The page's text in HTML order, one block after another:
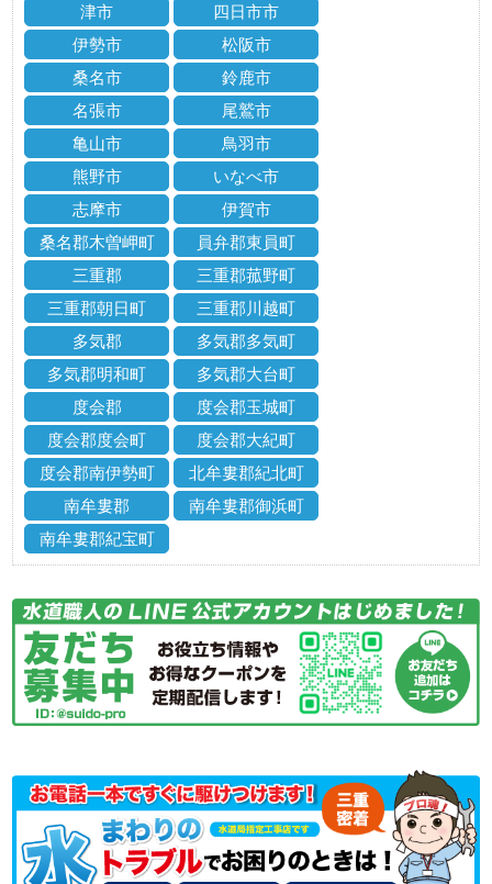
津市
四日市市
伊勢市
松阪市
桑名市
鈴鹿市
名張市
尾鷲市
亀山市
鳥羽市
熊野市
いなべ市
志摩市
伊賀市
桑名郡木曽岬町
員弁郡東員町
三重郡
三重郡菰野町
三重郡朝日町
三重郡川越町
多気郡
多気郡多気町
多気郡明和町
多気郡大台町
度会郡
度会郡玉城町
度会郡度会町
度会郡大紀町
度会郡南伊勢町
北牟婁郡紀北町
南牟婁郡
南牟婁郡御浜町
南牟婁郡紀宝町